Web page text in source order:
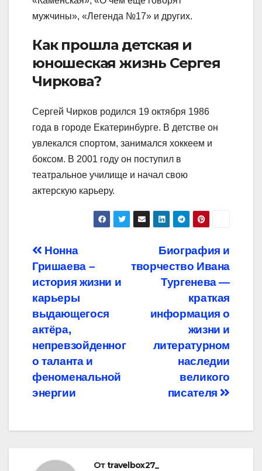
мужчины», «Легенда №17» и других.
Как прошла детская и
юношеская жизнь Сергея
Чиркова?
Сергей Чирков родился 19 октября 1986
года в городе Екатеринбурге. В детстве он
увлекался спортом, занимался хоккеем и
боксом. В 2001 году он поступил в
театральное училище и начал свою
актерскую карьеру.
Навигация
по
записям
Биография и
творчество Ивана
Тургенева —
краткая
информация о
жизни и
литературном
наследии
великого
писателя
Нонна
Гришаева –
история жизни и
карьеры
выдающегося
актёра,
непревзойденног
о таланта и
феноменальной
энергии
Отtravelbox27_